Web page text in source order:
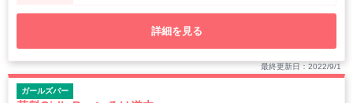
詳細を見る
最終更新日：2022/9/1
ガールズバー